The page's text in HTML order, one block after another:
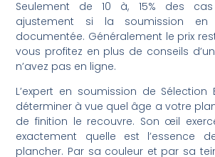
Seulement de 10 à, 15% des
ajustement si la soumission
documentée. Généralement le prix
vous profitez en plus de conseils
n’avez pas en ligne.
L’expert en soumission de Sélection
déterminer à vue quel âge a votre
de finition le recouvre. Son œil
exactement quelle est l’essence
plancher. Par sa couleur et par sa